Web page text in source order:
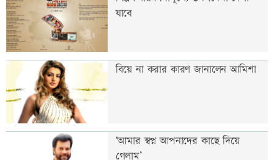
যাবে
বিয়ে না করার কারণ জানালেন আমিশা
‘আমার স্বপ্ন আপনাদের কাছে দিয়ে
গেলাম’